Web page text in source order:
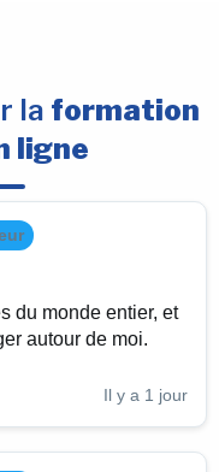
la formation
ligne
du monde entier, et
autour de moi.
Il y a 1 jour